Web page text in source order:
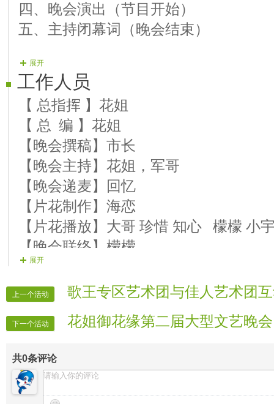
四、晚会演出（节目开始）
五、主持闭幕词（晚会结束）
展开
工作人员
【 总指挥 】花姐
【 总 编 】花姐
【晚会撰稿】市长
【晚会主持】花姐，军哥
【晚会递麦】回忆
【片花制作】海恋
【片花播放】大哥 珍惜 知心 檬檬 小
【晚会联络】檬檬
【晚会广播】孤狼
【晚会秩序】全体管理
展开
上一个活动 歌王专区艺术团与佳人艺术团
下一个活动 花姐御花缘第二届大型文艺晚会
共0条评论